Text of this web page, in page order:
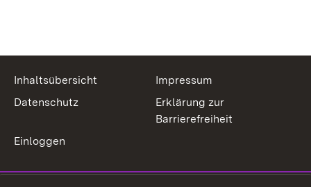
Inhaltsübersicht
Impressum
Datenschutz
Erklärung zur
Barrierefreiheit
Einloggen